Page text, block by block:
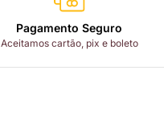
Pagamento Seguro
Aceitamos cartão, pix e boleto